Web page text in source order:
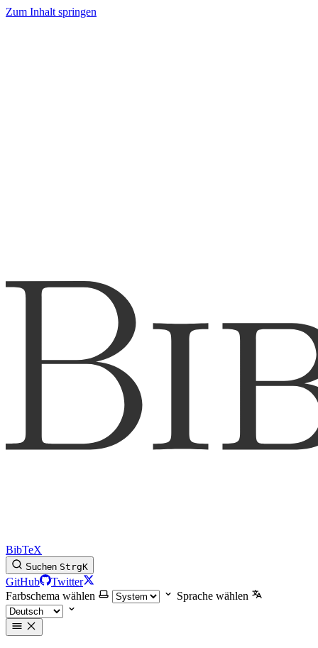
Zum Inhalt springen
BibTeX
Suchen StrgK
GitHub
Twitter
Farbschema wählen
Sprache wählen